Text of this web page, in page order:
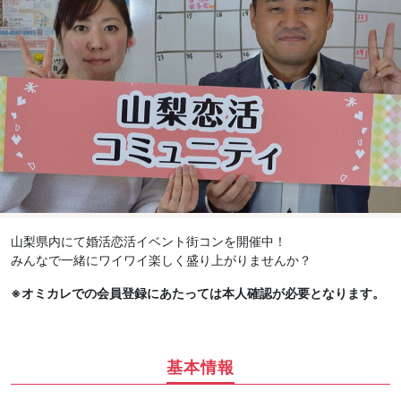
山梨県内にて婚活恋活イベント街コンを開催中！
みんなで一緒にワイワイ楽しく盛り上がりませんか？
※オミカレでの会員登録にあたっては本人確認が必要となります。
基本情報